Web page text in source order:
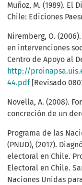
Muñoz, M. (1989). El
Chile: Ediciones
Niremberg, O.
en intervenciones
Centro de Apoyo al
http://
44.pdf[Revisado
Novella, A. (2008).
concreción de un
Programa de las
(PNUD), (2017).
electoral en Chile.
Electoral en Chile.
Naciones Unidas